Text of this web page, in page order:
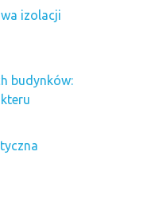
izolacji
budynków: